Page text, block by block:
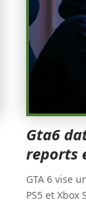
Gta6
reports
GTA 6 vise
PS5 et